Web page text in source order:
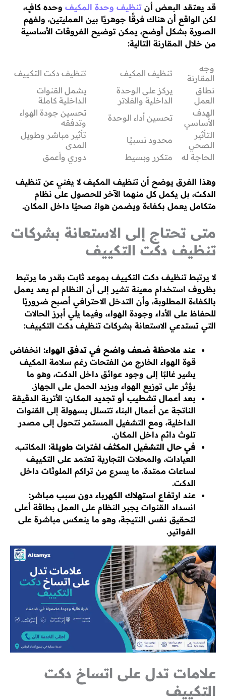
قد يعتقد البعض أن تنظيف وحدة المكيف وحده كافٍ،
لكن الواقع أن هناك فرقًا جوهريًا بين العمليتين، ولفهم
الصورة بشكل أوضح، يمكن توضيح الفروقات الأساسية
من خلال المقارنة التالية:
وجه
المقارنة
تنظيف المكيف
تنظيف دكت التكييف
نطاق
العمل
يركز على الوحدة
الداخلية والفلاتر
يشمل القنوات
الداخلية كاملة
الهدف
الأساسي
تحسين أداء الوحدة
تحسين جودة الهواء
وتدفقه
التأثير
الصحي
محدود نسبيًا
تأثير مباشر وطويل
المدى
الحاجة له
متكرر وبسيط دوري وأعمق
وهذا الفرق يوضح أن تنظيف المكيف لا يغني عن تنظيف
الدكت، بل يكمل كل منهما الآخر للحصول على نظام
متكامل يعمل بكفاءة ويضمن هواءً صحيًا داخل المكان.
متى تحتاج إلى الاستعانة بشركات
تنظيف دكت التكييف
لا يرتبط تنظيف دكت التكييف بموعد ثابت بقدر ما يرتبط
بظروف استخدام معينة تشير إلى أن النظام لم يعد يعمل
بالكفاءة المطلوبة، وأن التدخل الاحترافي أصبح ضروريًا
للحفاظ على الأداء وجودة الهواء، وفيما يلي أبرز الحالات
التي تستدعي الاستعانة بشركات تنظيف دكت التكييف:
عند ملاحظة ضعف واضح في تدفق الهواء: انخفاض
قوة الهواء الخارج من الفتحات رغم سلامة المكيف
يشير غالبًا إلى وجود عوائق داخل الدكت، وهو ما
يؤثر على توزيع الهواء ويزيد الحمل على الجهاز.
بعد أعمال تشطيب أو تجديد المكان: الأتربة الدقيقة
الناتجة عن أعمال البناء تتسلل بسهولة إلى القنوات
الداخلية، ومع التشغيل المستمر تتحول إلى مصدر
تلوث دائم داخل المكان.
في حال التشغيل المكثف لفترات طويلة: المكاتب،
العيادات، والمحلات التجارية تعتمد على التكييف
لساعات ممتدة، ما يسرع من تراكم الملوثات داخل
الدكت.
عند ارتفاع استهلاك الكهرباء دون سبب مباشر:
انسداد القنوات يجبر النظام على العمل بطاقة أعلى
لتحقيق نفس النتيجة، وهو ما ينعكس مباشرة على
الفواتير.
علامات تدل على اتساخ دكت
التكييف